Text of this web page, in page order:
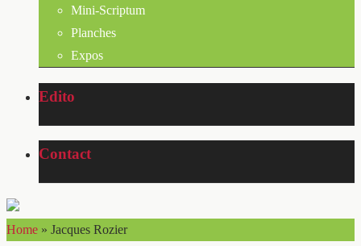
Mini-Scriptum
Planches
Expos
Edito
Contact
Home » Jacques Rozier